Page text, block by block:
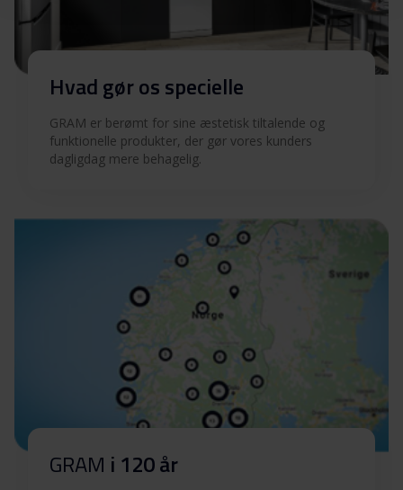
Hvad gør os specielle
GRAM er berømt for sine æstetisk tiltalende og
funktionelle produkter, der gør vores kunders
dagligdag mere behagelig.
GRAM i 120 år